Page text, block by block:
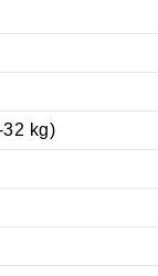
kg)